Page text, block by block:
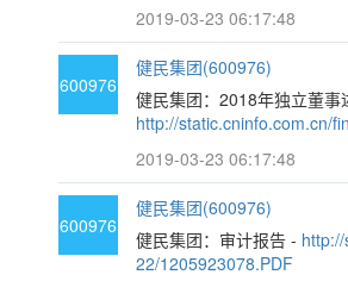
2019-03-23 06:17:48
600976
健民集团(600976)
健民集团：2018年独立董事
http://static.cninfo.com.cn/
2019-03-23 06:17:48
600976
健民集团(600976)
健民集团：审计报告 -
22/1205923078.PDF